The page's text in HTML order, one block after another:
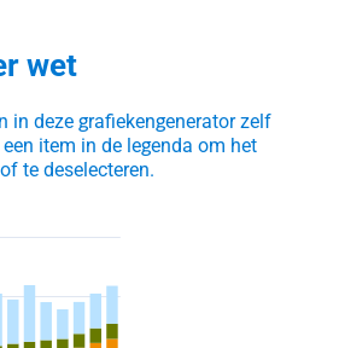
wet
in deze grafiekengenerator zelf
item in de legenda om het
te deselecteren.